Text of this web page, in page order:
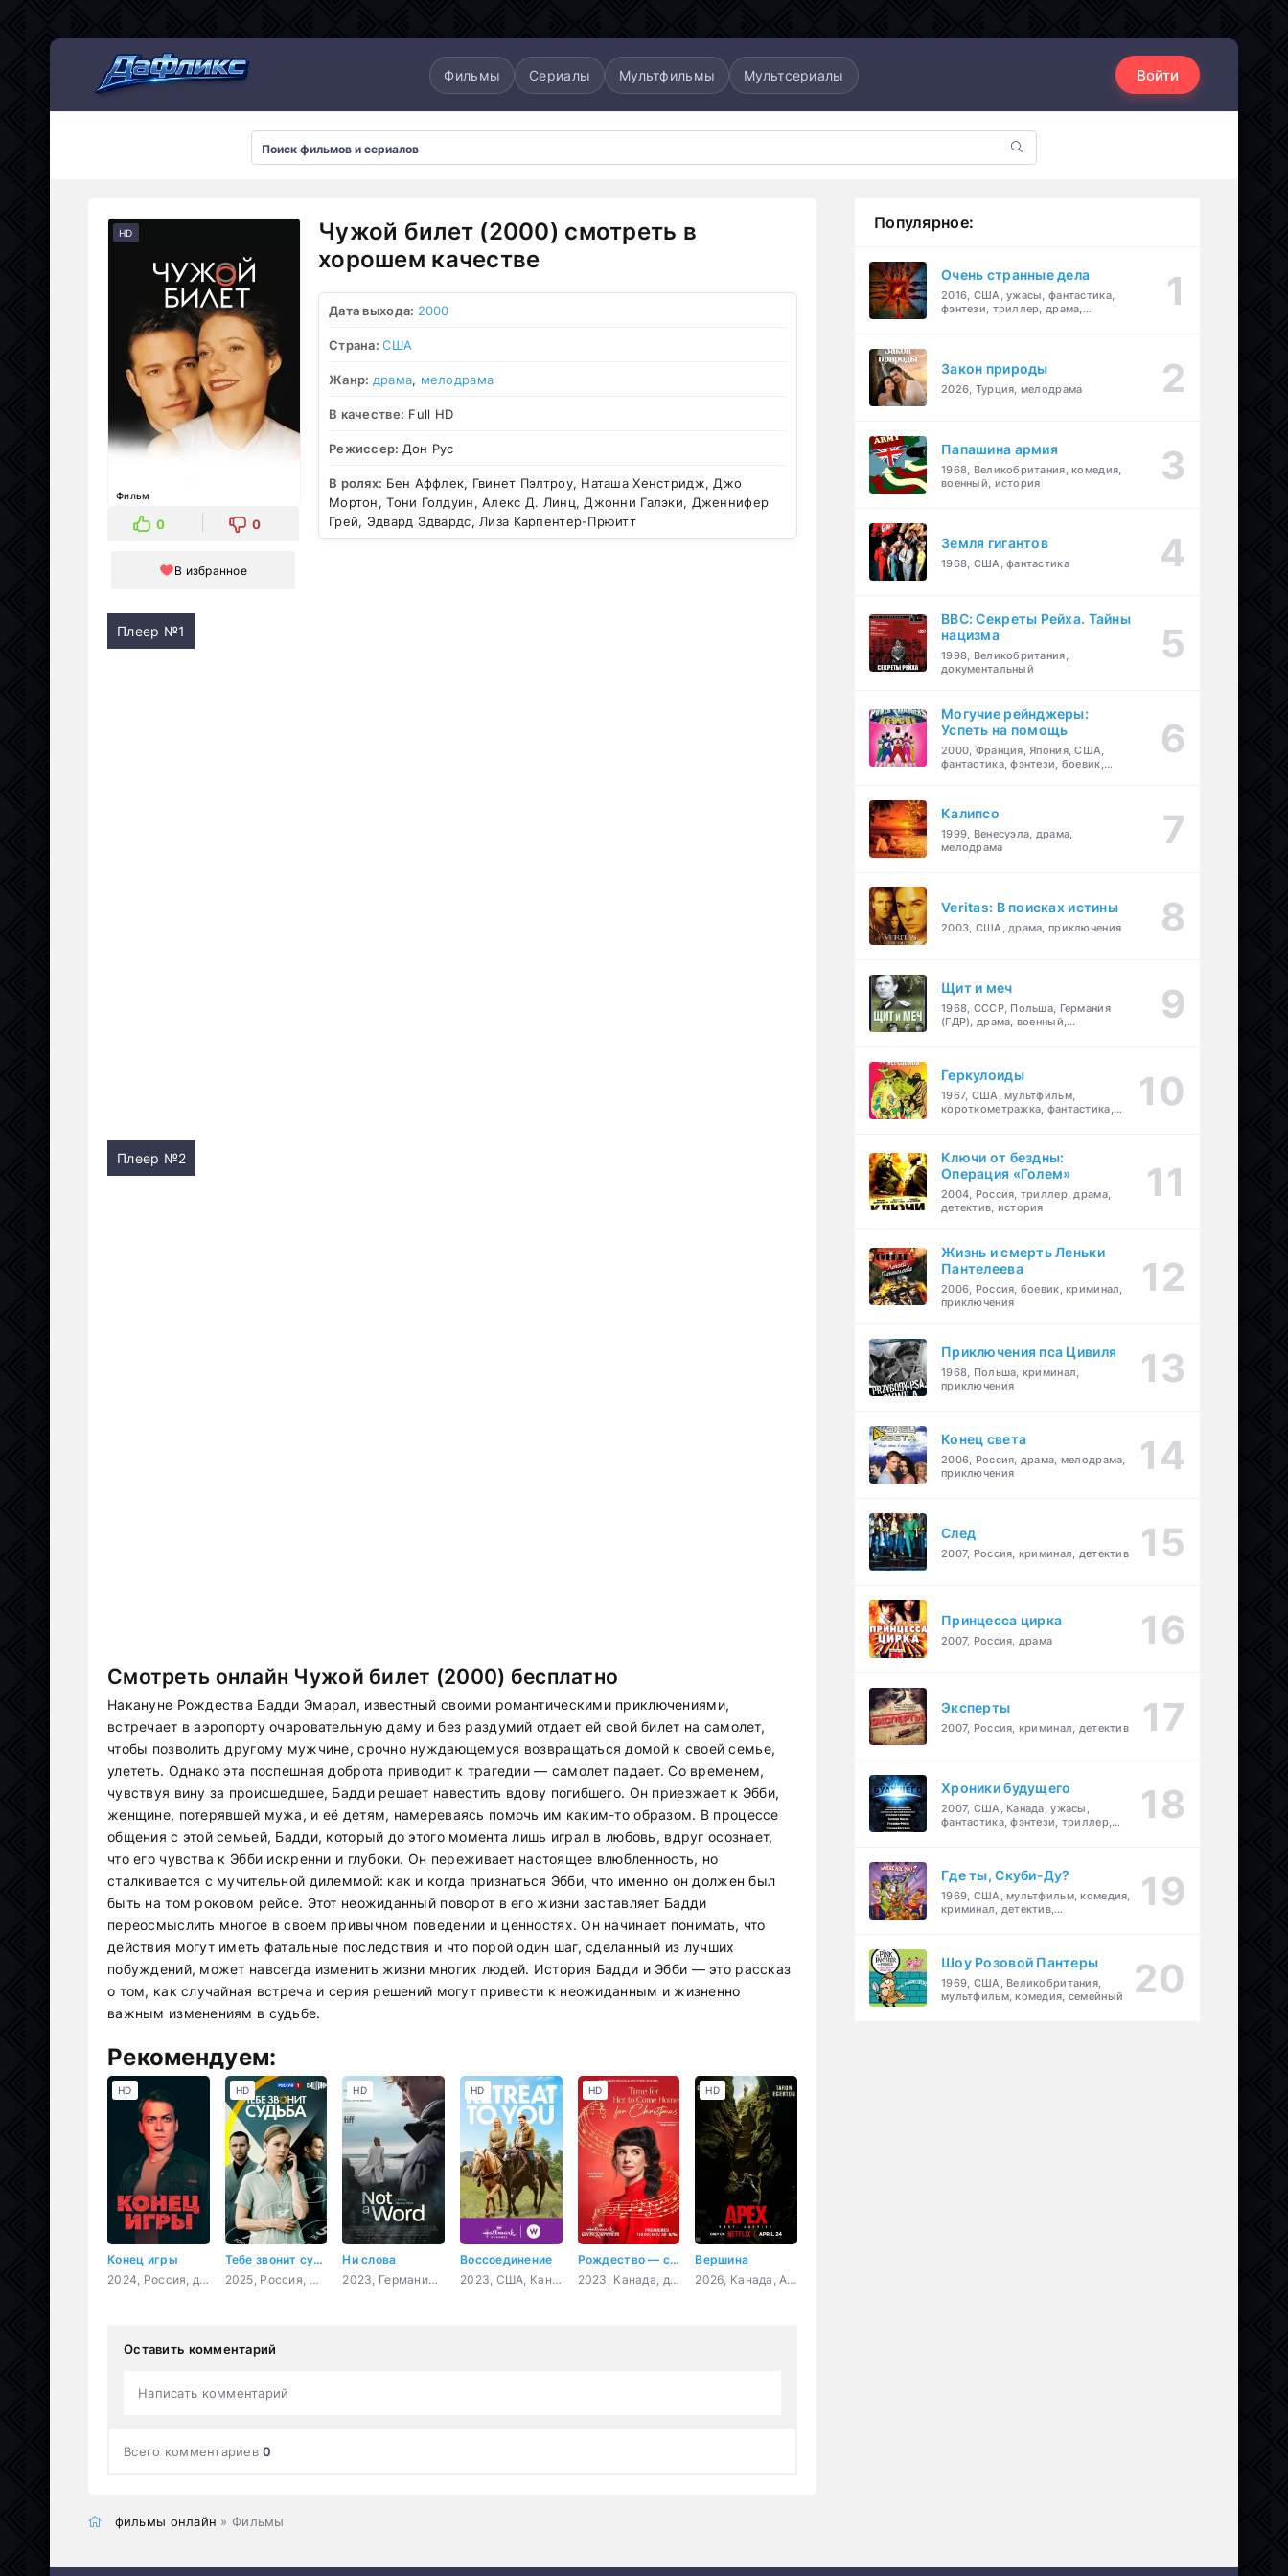
Фильмы Сериалы Мультфильмы Мультсериалы Войти
HD
Фильм
0 0
В избранное
Чужой билет (2000) смотреть в
хорошем качестве
Дата выхода: 2000
Страна:США
Жанр: драма, мелодрама
В качестве: Full HD
Режиссер: Дон Рус
В ролях: Бен Аффлек, Гвинет Пэлтроу, Наташа Хенстридж, Джо
Мортон, Тони Голдуин, Алекс Д. Линц, Джонни Галэки, Дженнифер
Грей, Эдвард Эдвардс, Лиза Карпентер-Прюитт
Плеер №1
Плеер №2
Смотреть онлайн Чужой билет (2000) бесплатно
Накануне Рождества Бадди Эмарал, известный своими романтическими приключениями,
встречает в аэропорту очаровательную даму и без раздумий отдает ей свой билет на самолет,
чтобы позволить другому мужчине, срочно нуждающемуся возвращаться домой к своей семье,
улететь. Однако эта поспешная доброта приводит к трагедии — самолет падает. Со временем,
чувствуя вину за происшедшее, Бадди решает навестить вдову погибшего. Он приезжает к Эбби,
женщине, потерявшей мужа, и её детям, намереваясь помочь им каким-то образом. В процессе
общения с этой семьей, Бадди, который до этого момента лишь играл в любовь, вдруг осознает,
что его чувства к Эбби искренни и глубоки. Он переживает настоящее влюбленность, но
сталкивается с мучительной дилеммой: как и когда признаться Эбби, что именно он должен был
быть на том роковом рейсе. Этот неожиданный поворот в его жизни заставляет Бадди
переосмыслить многое в своем привычном поведении и ценностях. Он начинает понимать, что
действия могут иметь фатальные последствия и что порой один шаг, сделанный из лучших
побуждений, может навсегда изменить жизни многих людей. История Бадди и Эбби — это рассказ
о том, как случайная встреча и серия решений могут привести к неожиданным и жизненно
важным изменениям в судьбе.
Рекомендуем:
Конец игры
2024, Россия, детектив, мелодрама
HD
Тебе звонит судьба
2025, Россия, мелодрама
HD
Ни слова
2023, Германия, Словения, Франция, драма
HD
Воссоединение
2023, США, Канада, мелодрама, комедия
HD
Рождество — самое время вернуться домой
2023, Канада, драма, мелодрама
HD
Вершина
2026, Канада, Австралия, США, Исландия, боевик, триллер
HD
Оставить комментарий
Написать комментарий
Всего комментариев0
фильмы онлайн » Фильмы
Популярное:
Очень странные дела
2016, США, ужасы, фантастика,
фэнтези, триллер, драма,
Закон природы
2026, Турция, мелодрама
Папашина армия
1968, Великобритания, комедия,
военный, история
Земля гигантов
1968, США, фантастика
BBC: Секреты Рейха. Тайны
нацизма
1998, Великобритания,
документальный
Могучие рейнджеры:
Успеть на помощь
2000, Франция, Япония, США,
фантастика, фэнтези, боевик,
Калипсо
1999, Венесуэла, драма,
мелодрама
Veritas: В поисках истины
2003, США, драма, приключения
Щит и меч
1968, СССР, Польша, Германия
(ГДР), драма, военный,
Геркулоиды
1967, США, мультфильм,
короткометражка, фантастика,
Ключи от бездны:
Операция «Голем»
2004, Россия, триллер, драма,
детектив, история
Жизнь и смерть Леньки
Пантелеева
2006, Россия, боевик, криминал,
приключения
Приключения пса Цивиля
1968, Польша, криминал,
приключения
Конец света
2006, Россия, драма, мелодрама,
приключения
След
2007, Россия, криминал, детектив
Принцесса цирка
2007, Россия, драма
Эксперты
2007, Россия, криминал, детектив
Хроники будущего
2007, США, Канада, ужасы,
фантастика, фэнтези, триллер,
Где ты, Скуби-Ду?
1969, США, мультфильм, комедия,
криминал, детектив,
Шоу Розовой Пантеры
1969, США, Великобритания,
мультфильм, комедия, семейный
Мультсериалы